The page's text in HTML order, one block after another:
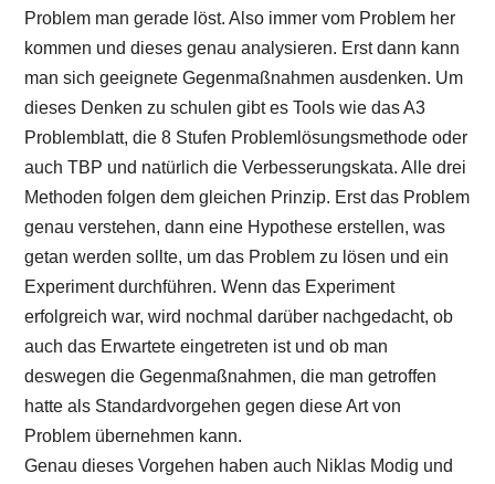
Problem man gerade löst. Also immer vom Problem her
kommen und dieses genau analysieren. Erst dann kann
man sich geeignete Gegenmaßnahmen ausdenken. Um
dieses Denken zu schulen gibt es Tools wie das A3
Problemblatt, die 8 Stufen Problemlösungsmethode oder
auch TBP und natürlich die Verbesserungskata. Alle drei
Methoden folgen dem gleichen Prinzip. Erst das Problem
genau verstehen, dann eine Hypothese erstellen, was
getan werden sollte, um das Problem zu lösen und ein
Experiment durchführen. Wenn das Experiment
erfolgreich war, wird nochmal darüber nachgedacht, ob
auch das Erwartete eingetreten ist und ob man
deswegen die Gegenmaßnahmen, die man getroffen
hatte als Standardvorgehen gegen diese Art von
Problem übernehmen kann.
Genau dieses Vorgehen haben auch Niklas Modig und